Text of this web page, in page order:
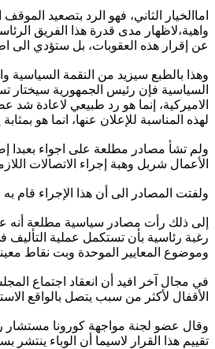
اماالخيار الثاني، فهو الرد بتصعيد
واهية،لاظهار مدى قدرة هذا الفريق
عن إقرار هذه العقوبات، بل ستؤدي الى
وهذا بالطبع سيزيد من النقمة السياسية
السياسية فإن رئيس الجمهورية
الاميركية، إنما هو رد طبيعي لاعادة
لهذه المناسبة للإعلان عنها، انما هو
ولم تشأ مصادر مطلعة على اجواء
الأعمال شربل وهبة إجراء الاتصالات
ولفتت المصادر الى أن هذا الإجراء
إلى ذلك رأت مصادر سياسية مطلعة أنه
رغبة رئاسية بأن تستكمل عملية
وموضوع المعايير الموحدة وبت نقاط
في مجال آخر افيد أن انعقاد اجتماع
الأقفال لأكثر من سبب يتصل بالواقع
وقال عضو لجنة مواجهة كورونا مستشار
تقييم هذا القرار لاسيما أن الوباء